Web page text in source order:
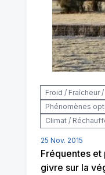
Froid / Fraîcheur /
Phénomènes
Climat /
25 Nov. 2015
Fréquentes
givre sur la